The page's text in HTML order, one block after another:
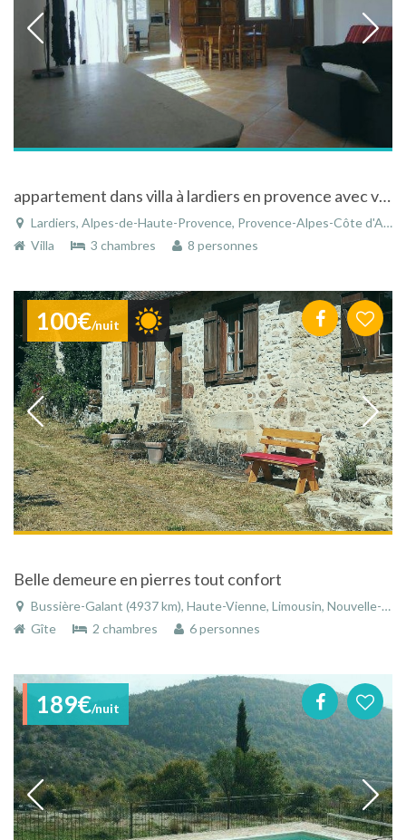
appartement dans villa à lardiers en provence avec vue sur la montagne de lure et champs de lavandes
Lardiers, Alpes-de-Haute-Provence, Provence-Alpes-Côte d'Azur, France
Villa
3 chambres 8 personnes
100€/nuit
Belle demeure en pierres tout confort
Bussière-Galant (4937 km), Haute-Vienne, Limousin, Nouvelle-Aquitaine, France
Gîte
2 chambres 6 personnes
189€/nuit